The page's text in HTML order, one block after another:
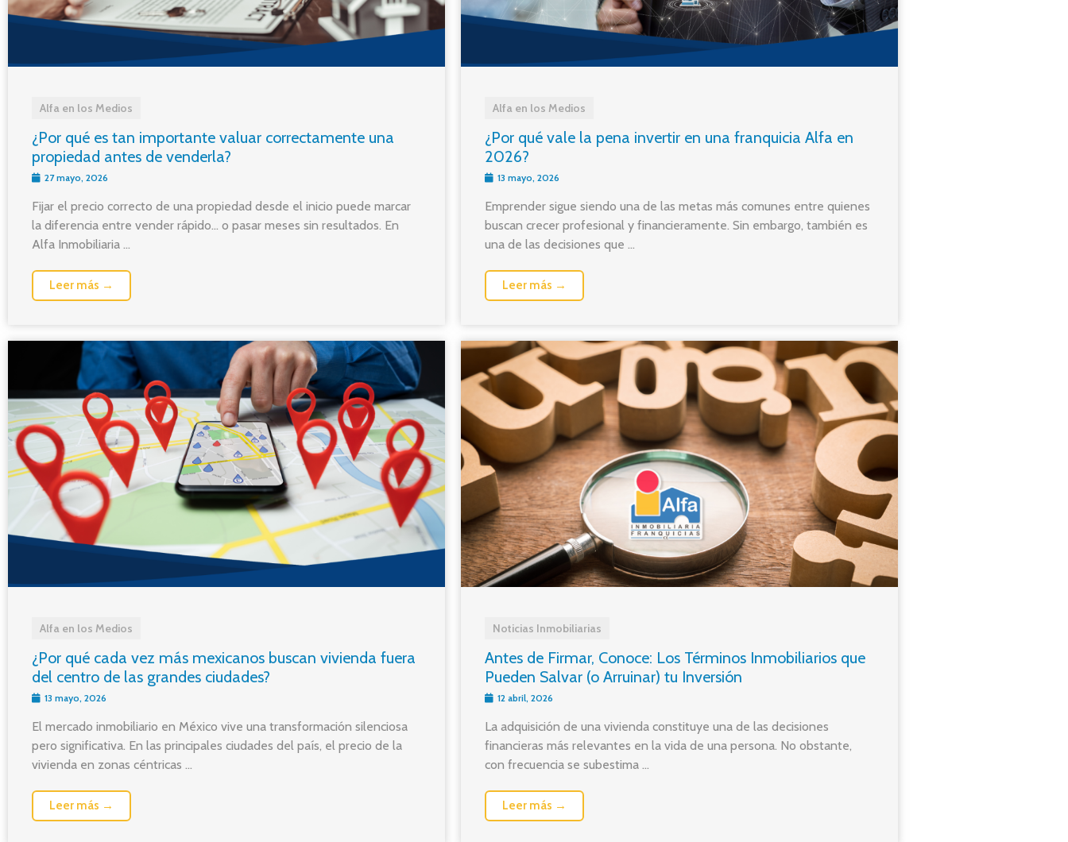
Alfa en los Medios
¿Por qué es tan importante valuar correctamente una
propiedad antes de venderla?
27 mayo, 2026
Fijar el precio correcto de una propiedad desde el inicio puede marcar
la diferencia entre vender rápido… o pasar meses sin resultados. En
Alfa Inmobiliaria ...
Leer más →
Alfa en los Medios
¿Por qué vale la pena invertir en una franquicia Alfa en
2026?
13 mayo, 2026
Emprender sigue siendo una de las metas más comunes entre quienes
buscan crecer profesional y financieramente. Sin embargo, también es
una de las decisiones que ...
Leer más →
Alfa en los Medios
¿Por qué cada vez más mexicanos buscan vivienda fuera
del centro de las grandes ciudades?
13 mayo, 2026
El mercado inmobiliario en México vive una transformación silenciosa
pero significativa. En las principales ciudades del país, el precio de la
vivienda en zonas céntricas ...
Leer más →
Noticias Inmobiliarias
Antes de Firmar, Conoce: Los Términos Inmobiliarios que
Pueden Salvar (o Arruinar) tu Inversión
12 abril, 2026
La adquisición de una vivienda constituye una de las decisiones
financieras más relevantes en la vida de una persona. No obstante,
con frecuencia se subestima ...
Leer más →